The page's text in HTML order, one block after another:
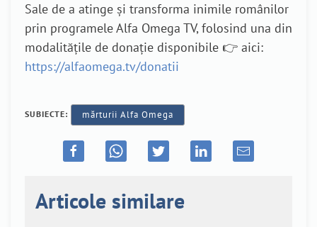
Sale de a atinge și transforma inimile românilor
prin programele Alfa Omega TV, folosind una din
modalitățile de donație disponibile 👉 aici:
https://alfaomega.tv/donatii
SUBIECTE: mărturii Alfa Omega
Articole similare